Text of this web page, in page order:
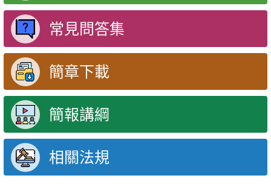
常見問答集
簡章下載
簡報講綱
相關法規